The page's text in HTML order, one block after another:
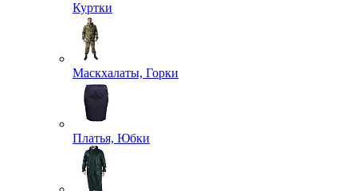
Куртки
Маскхалаты, Горки
Платья, Юбки